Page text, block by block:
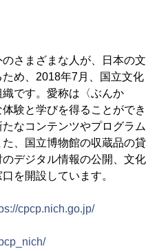
さまざまな人が、日本の文
め、2018年7月、国立文化
です。愛称は〈ぶんか
験と学びを得ることができ
なコンテンツやプログラム
、国立博物館の収蔵品の貸
デジタル情報の公開、文化
を開設しています。
cpcp.nich.go.jp/